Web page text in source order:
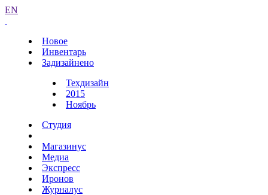
EN
Новое
Инвентарь
Задизайнено
Техдизайн
2015
Ноябрь
Студия
Магазинус
Медиа
Экспресс
Иронов
Журналус